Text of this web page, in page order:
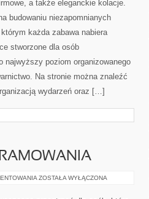
a także eleganckie kolacje.
budowaniu niezapomnianych
każda zabawa nabiera
stworzone dla osób
poziom organizowanego
Na stronie można znaleźć
wydarzeń oraz […]
RECENZJE
OPROGRAMOWANIA
ZOSTAŁA WYŁĄCZONA